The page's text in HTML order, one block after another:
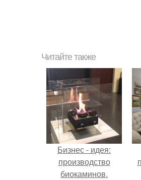
Читайте также
Бизнес - идея:
производство
биокаминов.